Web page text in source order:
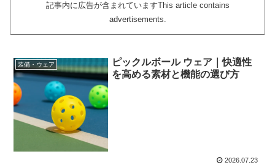
記事内に広告が含まれていますThis article contains
advertisements.
装備・ウェア
ピックルボール ウェア｜快適性
を高める素材と機能の選び方
2026.07.23